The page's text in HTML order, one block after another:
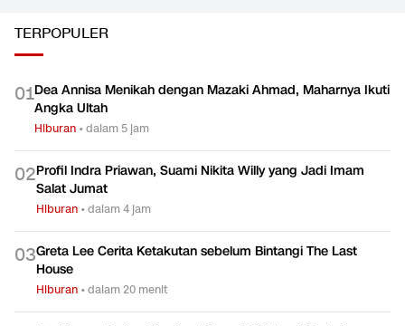
TERPOPULER
01Dea Annisa Menikah dengan Mazaki Ahmad, Maharnya Ikuti
Angka Ultah
Hiburan •dalam 5 jam
02Profil Indra Priawan, Suami Nikita Willy yang Jadi Imam
Salat Jumat
Hiburan •dalam 4 jam
03Greta Lee Cerita Ketakutan sebelum Bintangi The Last
House
Hiburan •dalam 20 menit